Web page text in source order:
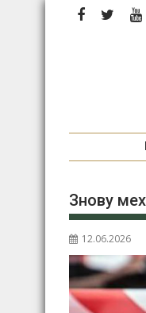
Перейти
Знову
12.06.2026